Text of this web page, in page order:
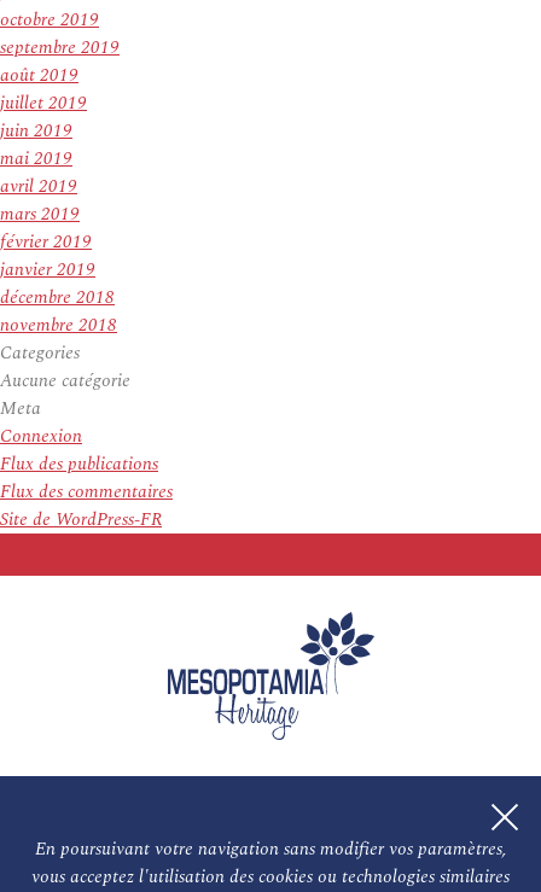
En poursuivant votre navigation sans modifier vos paramètres,
vous acceptez l'utilisation des cookies ou technologies similaires
octobre 2019
septembre 2019
août 2019
juillet 2019
juin 2019
mai 2019
avril 2019
mars 2019
février 2019
janvier 2019
décembre 2018
novembre 2018
Categories
Aucune catégorie
Meta
Connexion
Flux des publications
Flux des commentaires
Site de WordPress-FR